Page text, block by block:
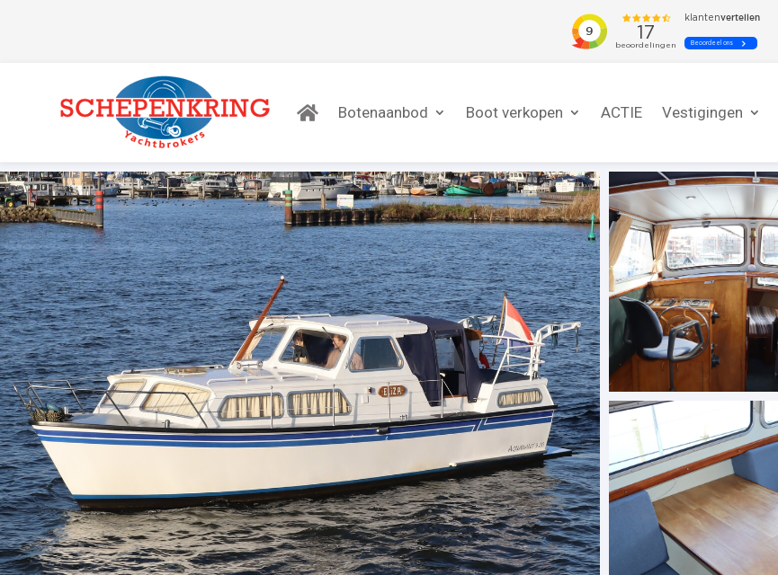
Botenaanbod Boot verkopen ACTIE Vestigingen